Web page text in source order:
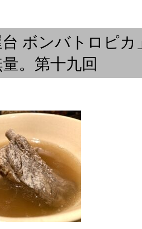
北京遊学記 (2)
：日本に一
ご紹介 ...
台 ボンバトロピ
量。第十九回